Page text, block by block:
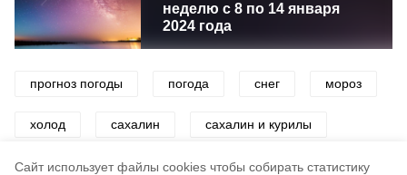
Cайт использует файлы cookies чтобы собирать статистику
неделю с 8 по 14 января
2024 года
прогноз погоды погода снег мороз
холод сахалин сахалин и курилы
сахалинская область